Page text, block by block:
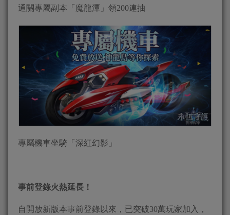
通關專屬副本「魔龍潭」領200連抽
專屬機車坐騎「深紅幻影」
事前登錄火熱延長！
自開放新版本事前登錄以來，已突破30萬玩家加入，